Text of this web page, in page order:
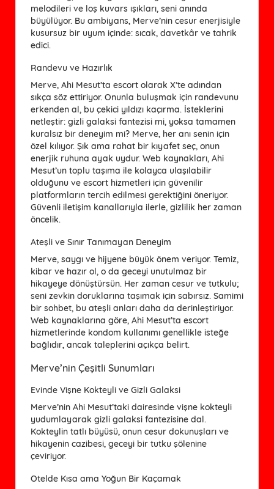
melodileri ve loş kuvars ışıkları, seni anında
büyülüyor. Bu ambiyans, Merve’nin cesur enerjisiyle
kusursuz bir uyum içinde: sıcak, davetkâr ve tahrik
edici.
Randevu ve Hazırlık
Merve, Ahi Mesut’ta escort olarak X’te adından
sıkça söz ettiriyor. Onunla buluşmak için randevunu
erkenden al, bu çekici yıldızı kaçırma. İsteklerini
netleştir: gizli galaksi fantezisi mi, yoksa tamamen
kuralsız bir deneyim mi? Merve, her anı senin için
özel kılıyor. Şık ama rahat bir kıyafet seç, onun
enerjik ruhuna ayak uydur. Web kaynakları, Ahi
Mesut’un toplu taşıma ile kolayca ulaşılabilir
olduğunu ve escort hizmetleri için güvenilir
platformların tercih edilmesi gerektiğini öneriyor.
Güvenli iletişim kanallarıyla ilerle, gizlilik her zaman
öncelik.
Ateşli ve Sınır Tanımayan Deneyim
Merve, saygı ve hijyene büyük önem veriyor. Temiz,
kibar ve hazır ol, o da geceyi unutulmaz bir
hikayeye dönüştürsün. Her zaman cesur ve tutkulu;
seni zevkin doruklarına taşımak için sabırsız. Samimi
bir sohbet, bu ateşli anları daha da derinleştiriyor.
Web kaynaklarına göre, Ahi Mesut’ta escort
hizmetlerinde kondom kullanımı genellikle isteğe
bağlıdır, ancak taleplerini açıkça belirt.
Merve’nin Çeşitli Sunumları
Evinde Vişne Kokteyli ve Gizli Galaksi
Merve’nin Ahi Mesut’taki dairesinde vişne kokteyli
yudumlayarak gizli galaksi fantezisine dal.
Kokteylin tatlı büyüsü, onun cesur dokunuşları ve
hikayenin cazibesi, geceyi bir tutku şölenine
çeviriyor.
Otelde Kısa ama Yoğun Bir Kaçamak